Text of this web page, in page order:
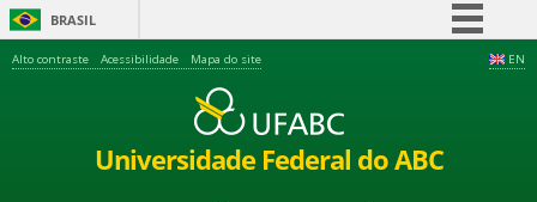
BRASIL
Acesso à informação
EN
Alto contraste Acessibilidade Mapa do site
Universidade Federal do ABC